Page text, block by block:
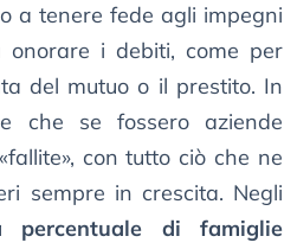
a tenere fede agli impegni
i debiti, come per
del mutuo o il prestito. In
che se fossero aziende
con tutto ciò che ne
sempre in crescita. Negli
percentuale di famiglie